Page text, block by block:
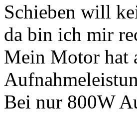
Schieben will
da bin ich mir
Mein Motor hat
Bei nur 800W